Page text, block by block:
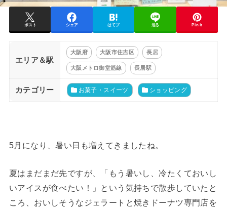
ポスト シェア はてブ 送る Pin it
エリア＆駅
大阪府 大阪市住吉区 長居
大阪メトロ御堂筋線 長居駅
カテゴリー お菓子・スイーツ ショッピング
5月になり、暑い日も増えてきましたね。
夏はまだまだ先ですが、「もう暑いし、冷たくておいし
いアイスが食べたい！」という気持ちで散歩していたと
ころ、おいしそうなジェラートと焼きドーナツ専門店を